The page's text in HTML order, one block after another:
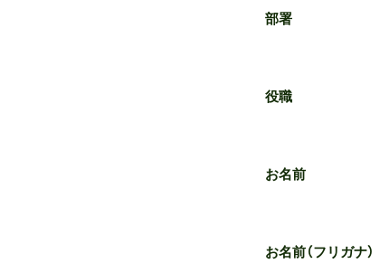
部署
役職
お名前
お名前（フリガナ）